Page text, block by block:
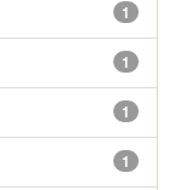
1
1
1
1